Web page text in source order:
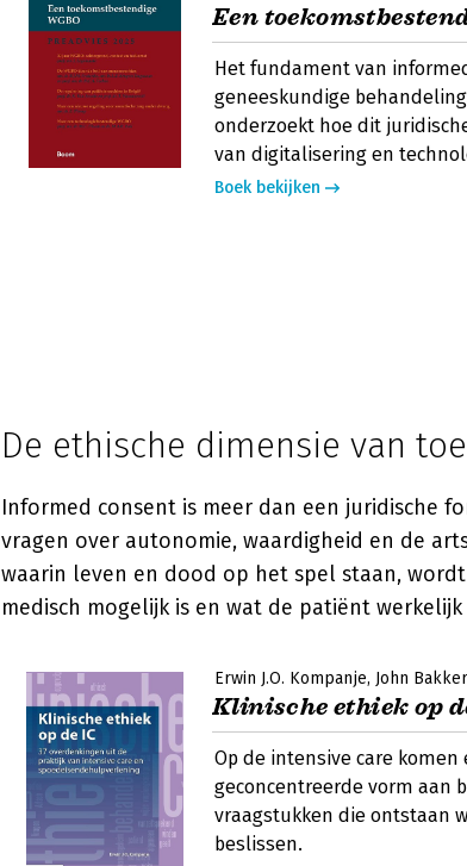
Een
Het fundament van
geneeskundige
onderzoekt hoe dit
van digitalisering en
Boek bekijken
De ethische dimensie van
Informed consent is meer dan een juridische
vragen over autonomie, waardigheid en de
waarin leven en dood op het spel staan,
medisch mogelijk is en wat de patiënt werkelijk
Erwin J.O. Kompanje John Bakker
Klinische ethiek op
Op de intensive care
geconcentreerde vorm aan
vraagstukken die ontstaan
beslissen.